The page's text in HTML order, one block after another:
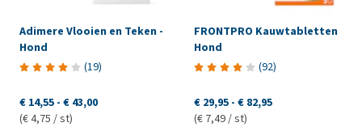
Adimere Vlooien en Teken -
Hond
(19)
€ 14,55 - € 43,00
(€ 4,75 / st)
FRONTPRO Kauwtabletten
Hond
(92)
€ 29,95 - € 82,95
(€ 7,49 / st)